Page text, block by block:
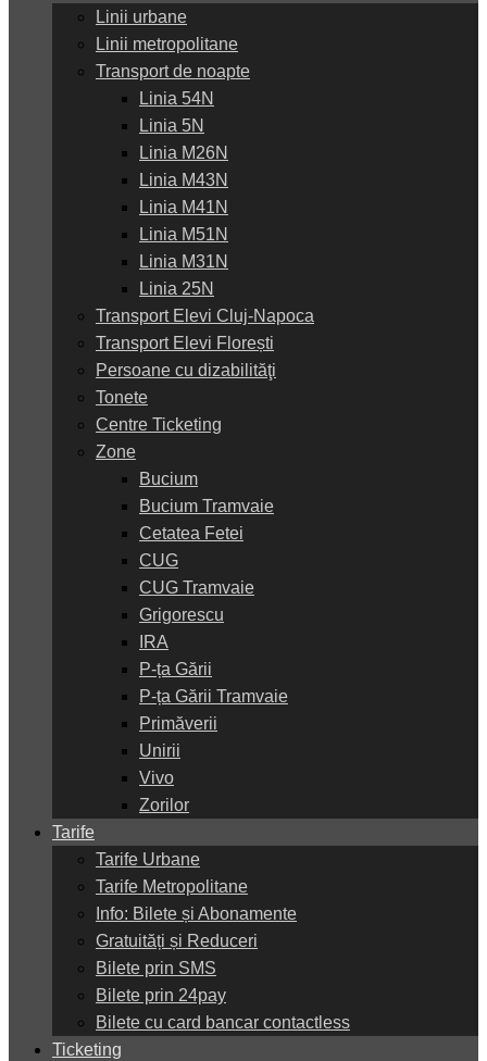
Linii urbane
Linii metropolitane
Transport de noapte
Linia 54N
Linia 5N
Linia M26N
Linia M43N
Linia M41N
Linia M51N
Linia M31N
Linia 25N
Transport Elevi Cluj-Napoca
Transport Elevi Florești
Persoane cu dizabilităţi
Tonete
Centre Ticketing
Zone
Bucium
Bucium Tramvaie
Cetatea Fetei
CUG
CUG Tramvaie
Grigorescu
IRA
P-ța Gării
P-ța Gării Tramvaie
Primăverii
Unirii
Vivo
Zorilor
Tarife
Tarife Urbane
Tarife Metropolitane
Info: Bilete și Abonamente
Gratuități și Reduceri
Bilete prin SMS
Bilete prin 24pay
Bilete cu card bancar contactless
Ticketing